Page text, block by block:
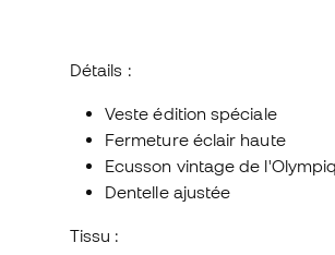
Détails :
Veste édition spéciale
Fermeture éclair haute
Ecusson vintage de
Dentelle ajustée
Tissu :